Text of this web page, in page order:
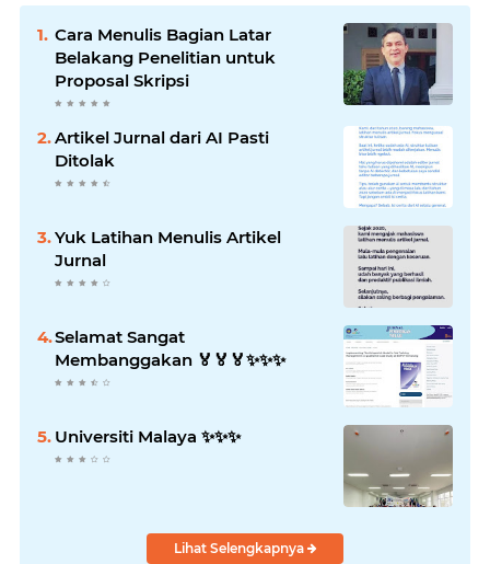
Cara Menulis Bagian Latar
Belakang Penelitian untuk
Proposal Skripsi
Artikel Jurnal dari AI Pasti
Ditolak
Yuk Latihan Menulis Artikel
Jurnal
Selamat Sangat
Membanggakan 🏅🏅🏅✨️✨️✨️
Universiti Malaya ✨️✨️✨️
Lihat Selengkapnya